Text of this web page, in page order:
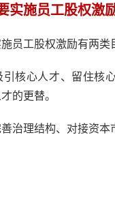
实施员工股权激
员工股权激励有两类
引核心人才、留住核
的更替。
治理结构、对接资本